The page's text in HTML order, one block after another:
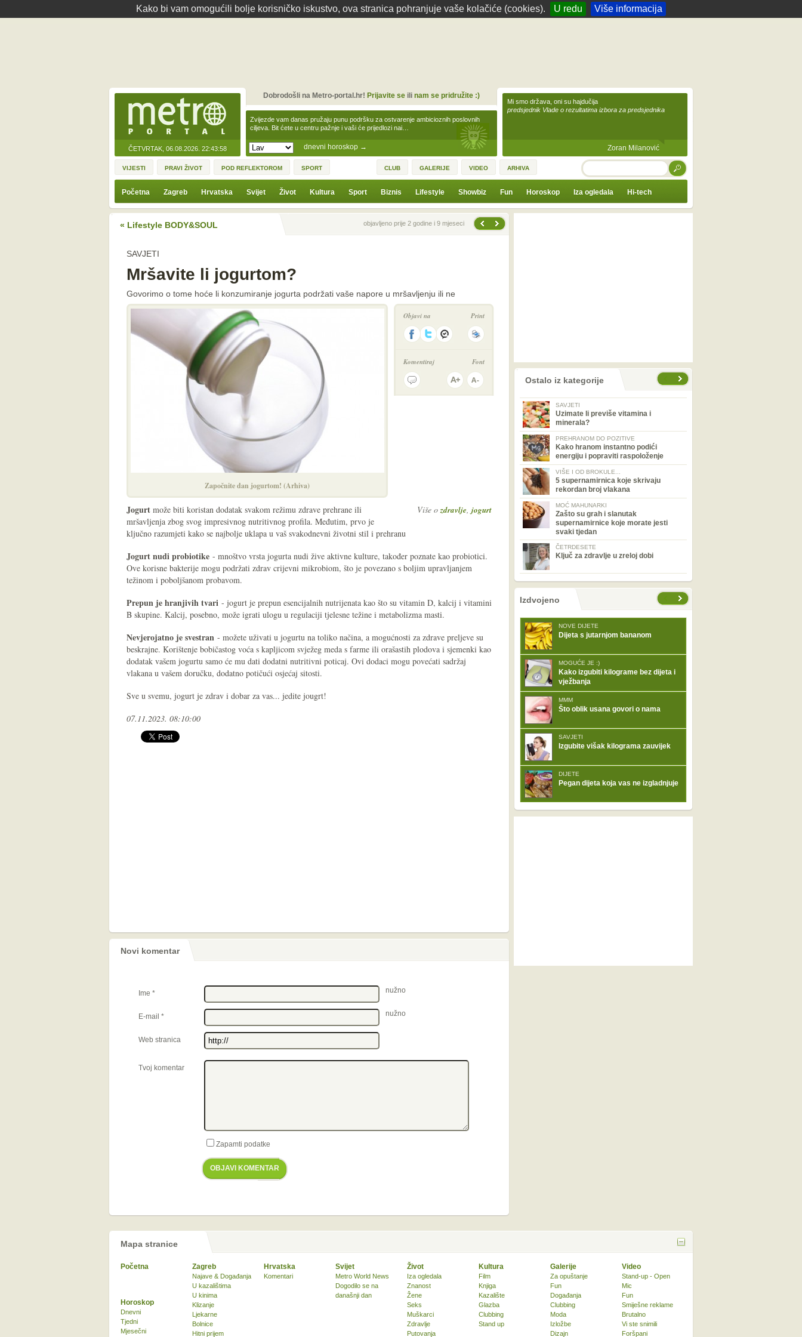
Kako bi vam omogućili bolje korisničko iskustvo, ova stranica pohranjuje vaše kolačiće (cookies). U redu Više informacija
ČETVRTAK, 06.08.2026. 22:43:58 dnevni horoskop →
Zvijezde vam danas pružaju punu podršku za ostvarenje ambicioznih poslovnih
ciljeva. Bit ćete u centru pažnje i vaši će prijedlozi nai…
Dobrodošli na Metro-portal.hr! Prijavite seili nam se pridružite :)
Mi smo država, oni su hajdučija
predsjednik Vlade o rezultatima izbora za predsjednika
Zoran Milanović
VIJESTI PRAVI ŽIVOT POD REFLEKTOROM SPORT CLUB GALERIJE VIDEO ARHIVA TRAŽI
Početna Zagreb Hrvatska Svijet Život Kultura Sport Biznis Lifestyle Showbiz Fun Horoskop Iza ogledala Hi-tech
« Lifestyle BODY&SOUL Prethodna vijestobjavljeno prije 2 godine i 9 mjeseci
SAVJETI
Mršavite li jogurtom?
Govorimo o tome hoće li konzumiranje jogurta podržati vaše napore u mršavljenju ili ne
Započnite dan jogurtom! (Arhiva)
Objavi na Print
Komentiraj Font
Više ozdravlje, jogurt
Jogurt može biti koristan dodatak svakom režimu zdrave prehrane ili
mršavljenja zbog svog impresivnog nutritivnog profila. Međutim, prvo je
ključno razumjeti kako se najbolje uklapa u vaš svakodnevni životni stil i prehranu
Jogurt nudi probiotike - mnoštvo vrsta jogurta nudi žive aktivne kulture, također poznate kao probiotici.
Ove korisne bakterije mogu podržati zdrav crijevni mikrobiom, što je povezano s boljim upravljanjem
težinom i poboljšanom probavom.
Prepun je hranjivih tvari - jogurt je prepun esencijalnih nutrijenata kao što su vitamin D, kalcij i vitamini
B skupine. Kalcij, posebno, može igrati ulogu u regulaciji tjelesne težine i metabolizma masti.
Nevjerojatno je svestran - možete uživati ​​u jogurtu na toliko načina, a mogućnosti za zdrave preljeve su
beskrajne. Korištenje bobičastog voća s kapljicom svježeg meda s farme ili orašastih plodova i sjemenki kao
dodatak vašem jogurtu samo će mu dati dodatni nutritivni poticaj. Ovi dodaci mogu povećati sadržaj
vlakana u vašem doručku, dodatno potičući osjećaj sitosti.
Sve u svemu, jogurt je zdrav i dobar za vas... jedite jougrt!
07.11.2023. 08:10:00
Novi komentar
Ime * nužno
E-mail * nužno
Web stranica
Tvoj komentar
Zapamti podatke
OBJAVI KOMENTAR
prethodno Ostalo iz kategorije
SAVJETI
Uzimate li previše vitamina i
minerala?
PREHRANOM DO POZITIVE
Kako hranom instantno podići
energiju i popraviti raspoloženje
VIŠE I OD BROKULE...
5 supernamirnica koje skrivaju
rekordan broj vlakana
MOĆ MAHUNARKI
Zašto su grah i slanutak
supernamirnice koje morate jesti
svaki tjedan
ČETRDESETE
Ključ za zdravlje u zreloj dobi
nema prethodne stranice
sljedećeIzdvojeno
NOVE DIJETE
Dijeta s jutarnjom bananom
MOGUĆE JE :)
Kako izgubiti kilograme bez dijeta i
vježbanja
MMM
Što oblik usana govori o nama
SAVJETI
Izgubite višak kilograma zauvijek
DIJETE
Pegan dijeta koja vas ne izgladnjuje
Mapa stranice
Početna Zagreb
Najave & Događanja
U kazalištima
U kinima
Klizanje
Ljekarne
Bolnice
Hitni prijem
Hrvatska
Komentari
Svijet
Metro World News
Dogodilo se na
današnji dan
Život
Iza ogledala
Znanost
Žene
Seks
Muškarci
Zdravlje
Putovanja
Kultura
Film
Knjiga
Kazalište
Glazba
Clubbing
Stand up
Horoskop
Dnevni
Tjedni
Mjesečni
Galerije
Za opuštanje
Fun
Događanja
Clubbing
Moda
Izložbe
Dizajn
Video
Stand-up - Open
Mic
Fun
Smiješne reklame
Brutalno
Vi ste snimili
Foršpani